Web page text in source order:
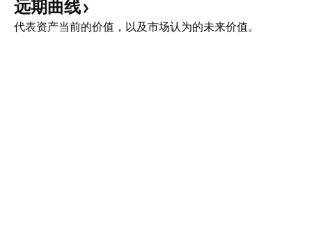
远期曲线
代表资产当前的价值，以及市场认为的未来价值。